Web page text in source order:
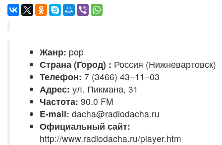
Жанр: pop
Страна (Город) : Россия (Нижневартовск)
Телефон: 7 (3466) 43–11–03
Адрес: ул. Пикмана, 31
Частота: 90.0 FM
E-mail: dacha@radiodacha.ru
Официальный сайт:
http://www.radiodacha.ru/player.htm